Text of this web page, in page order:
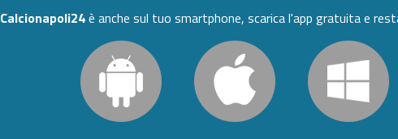
Calcionapoli24è anche sul tuo smartphone, scarica l'app gratuita e